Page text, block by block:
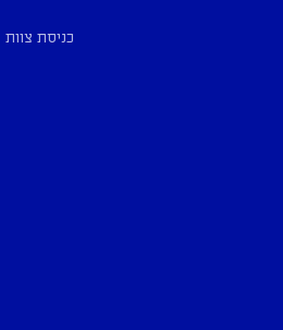
כניסת צוות